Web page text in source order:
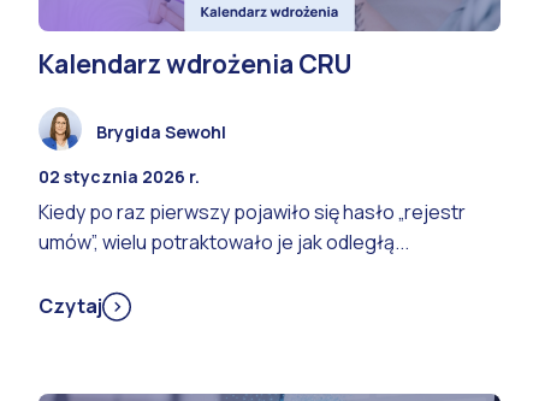
Kalendarz wdrożenia CRU
Brygida Sewohl
02 stycznia 2026 r.
Kiedy po raz pierwszy pojawiło się hasło „rejestr
umów”, wielu potraktowało je jak odległą...
Czytaj